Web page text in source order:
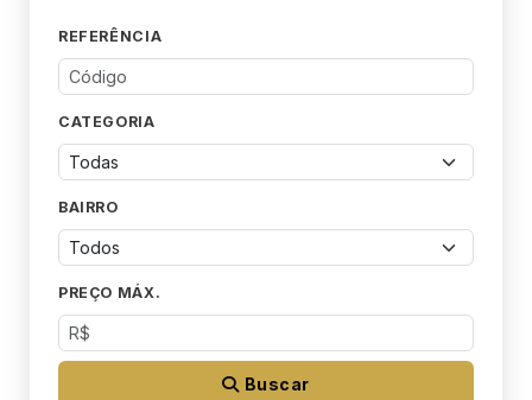
REFERÊNCIA
CATEGORIA
BAIRRO
PREÇO MÁX.
Buscar